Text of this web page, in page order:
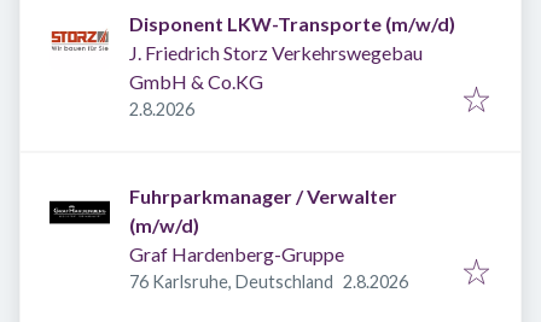
Disponent LKW-Transporte (m/w/d)
J. Friedrich Storz Verkehrswegebau
GmbH & Co.KG
Veröffentlicht
2.8.2026
Fuhrparkmanager / Verwalter
(m/w/d)
Graf Hardenberg-Gruppe
76 Karlsruhe, Deutschland Veröffentlicht
2.8.2026